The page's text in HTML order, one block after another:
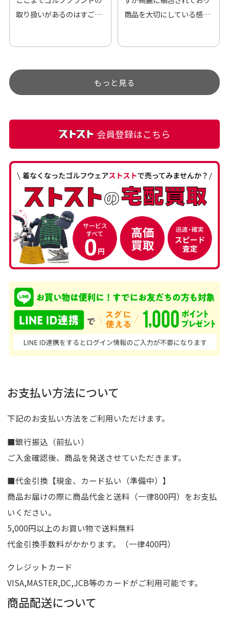
取り扱いがあるのはすご
す。
商品を大切にしている感が
うぐらい目立つことなく綺
麗な商品でお安く購入でき
もっと見る
会員登録はこちら
お支払い方法について
下記のお支払い方法をご利用いただけます。
■銀行振込（前払い）
ご入金確認後、商品を発送させていただきます。
■代金引換【現金、カード払い（準備中）】
商品お届けの際に商品代金と送料（一律800円）をお支払
いください。
5,000円以上のお買い物で送料無料
代金引換手数料がかかります。（一律400円）
クレジットカード
VISA,MASTER,DC,JCB等のカードがご利用可能です。
商品配送について